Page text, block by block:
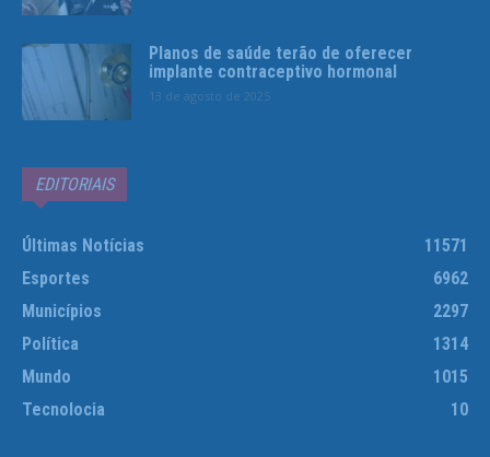
Planos de saúde terão de oferecer
implante contraceptivo hormonal
13 de agosto de 2025
EDITORIAIS
Últimas Notícias
11571
Esportes
6962
Municípios
2297
Política
1314
Mundo
1015
Tecnolocia
10